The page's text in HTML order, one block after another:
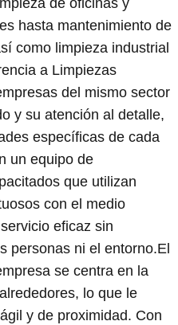
de oficinas y
hasta mantenimiento de
como limpieza industrial
a Limpiezas
del mismo sector
y su atención al detalle,
específicas de cada
un equipo de
que utilizan
con el medio
eficaz sin
personas ni el entorno.El
se centra en la
lo que le
y de proximidad. Con